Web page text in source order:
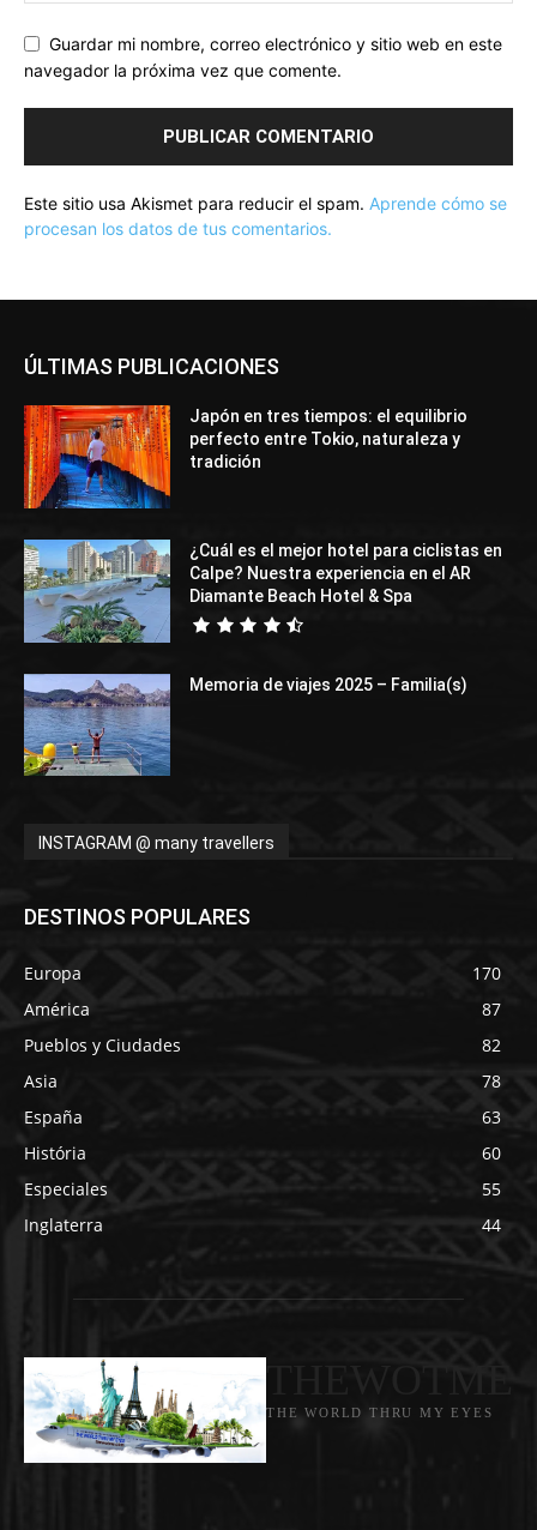
Guardar mi nombre, correo electrónico y sitio web en este
navegador la próxima vez que comente.
Este sitio usa Akismet para reducir el spam. Aprende cómo se
procesan los datos de tus comentarios.
ÚLTIMAS PUBLICACIONES
Japón en tres tiempos: el equilibrio
perfecto entre Tokio, naturaleza y
tradición
¿Cuál es el mejor hotel para ciclistas en
Calpe? Nuestra experiencia en el AR
Diamante Beach Hotel & Spa
Memoria de viajes 2025 – Familia(s)
INSTAGRAM @ many travellers
DESTINOS POPULARES
Europa
170
América
87
Pueblos y Ciudades
82
Asia
78
España
63
História
60
Especiales
55
Inglaterra
44
THE WORLD THRU MY EYES